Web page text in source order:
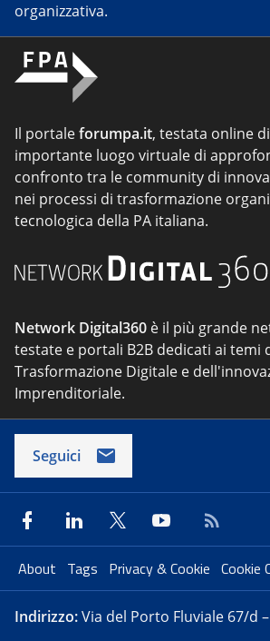
organizzativa.
Il portaleforumpa.it, testata online di
importante luogo virtuale di
confronto tra le community di
nei processi di trasformazione
tecnologica della PA italiana.
Network Digital360 è il più grande
testate e portali B2B dedicati ai temi
Trasformazione Digitale e
Imprenditoriale.
Seguici
About Tags Privacy & Cookie Cookie
Indirizzo:Via del Porto Fluviale 67/d